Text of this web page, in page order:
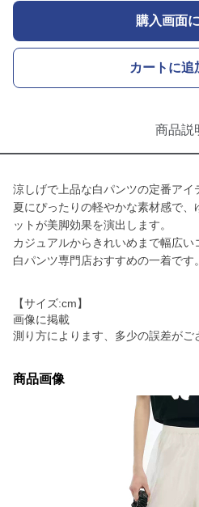
購入画面
カートに追
商品説
涼しげで上品な白パンツの定番アイ
夏にぴったりの軽やかな素材感で
ットが美脚効果を演出します。
カジュアルからきれいめまで幅広い
白パンツ専門店おすすめの一着です。
【サイズ:cm】
画像に掲載
測り方によります、多少の誤差がご
商品画像